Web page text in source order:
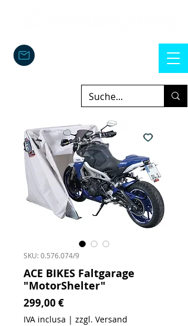
SKU: 0.576.074/9
ACE BIKES Faltgarage
"MotorShelter"
299,00 €Prezzo
IVA inclusa | zzgl. Versand